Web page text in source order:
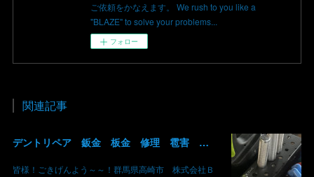
ご依頼をかなえます。 We rush to you like a
"BLAZE" to solve your problems...
フォロー
関連記事
デントリペア 鈑金 板金 修理 雹害 ヒョウ 埼玉県 入間市 飯能市 神奈川県 横浜市 入庫可能 即 修理 群馬 高崎
皆様！ごきげんよう～～！群馬県高崎市 株式会社Ｂ